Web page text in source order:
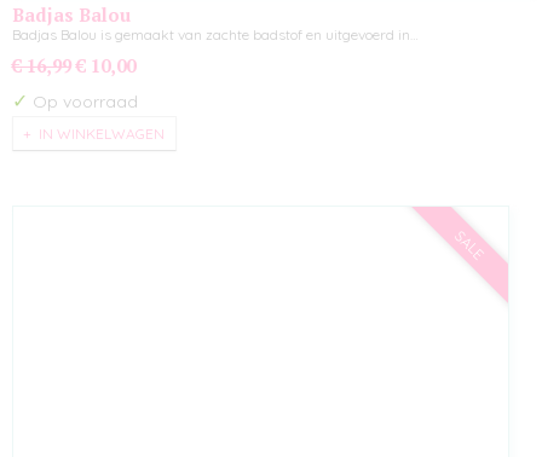
Badjas Balou
Badjas Balou is gemaakt van zachte badstof en uitgevoerd in…
€ 16,99 € 10,00
✓ Op voorraad
IN WINKELWAGEN
SALE